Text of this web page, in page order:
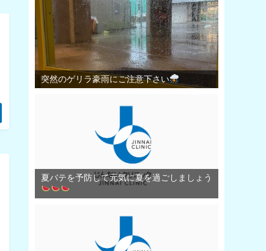
突然のゲリラ豪雨にご注意下さい
夏バテを予防して元気に夏を過ごしましょう